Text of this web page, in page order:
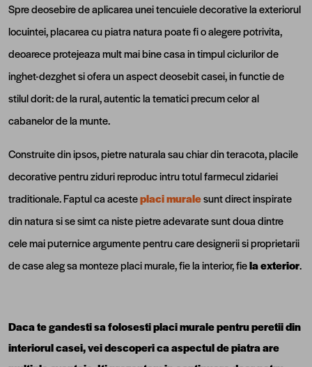
Spre deosebire de aplicarea unei tencuiele decorative la exteriorul
locuintei, placarea cu piatra natura poate fi o alegere potrivita,
deoarece protejeaza mult mai bine casa in timpul ciclurilor de
inghet-dezghet si ofera un aspect deosebit casei, in functie de
stilul dorit: de la rural, autentic la tematici precum celor al
cabanelor de la munte.
Construite din ipsos, pietre naturala sau chiar din teracota, placile
decorative pentru ziduri reproduc intru totul farmecul zidariei
traditionale. Faptul ca acesteplaci muralesunt direct inspirate
din natura si se simt ca niste pietre adevarate sunt doua dintre
cele mai puternice argumente pentru care designerii si proprietarii
de case aleg sa monteze placi murale, fie la interior, fiela exterior.
Daca te gandesti sa folosesti placi murale pentru peretii din
interiorul casei, vei descoperi ca aspectul de piatra are